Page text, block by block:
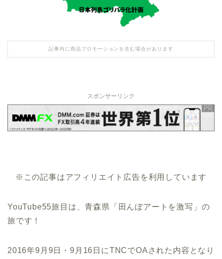
記事内に商品プロモーションを含む場合があります
スポンサーリンク
※この記事はアフィリエイト広告を利用しています
YouTube55旅目は、青森県「田んぼアートを激写」の
旅です！
2016年9月9日・9月16日にTNCでOAされた内容となり